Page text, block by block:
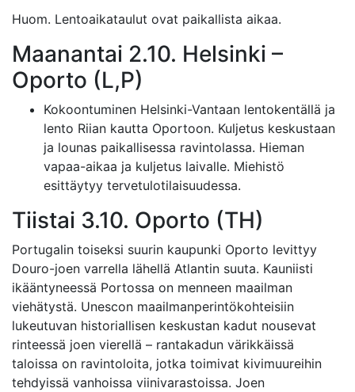
Huom. Lentoaikataulut ovat paikallista aikaa.
Maanantai 2.10. Helsinki –
Oporto (L,P)
Kokoontuminen Helsinki-Vantaan lentokentällä ja
lento Riian kautta Oportoon. Kuljetus keskustaan
ja lounas paikallisessa ravintolassa. Hieman
vapaa-aikaa ja kuljetus laivalle. Miehistö
esittäytyy tervetulotilaisuudessa.
Tiistai 3.10. Oporto (TH)
Portugalin toiseksi suurin kaupunki Oporto levittyy
Douro-joen varrella lähellä Atlantin suuta. Kauniisti
ikääntyneessä Portossa on menneen maailman
viehätystä. Unescon maailmanperintökohteisiin
lukeutuvan historiallisen keskustan kadut nousevat
rinteessä joen vierellä – rantakadun värikkäissä
taloissa on ravintoloita, jotka toimivat kivimuureihin
tehdyissä vanhoissa viinivarastoissa. Joen